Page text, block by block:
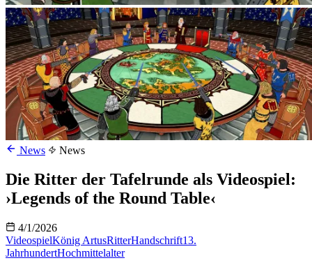
News News
Die Ritter der Tafelrunde als Videospiel:
›Legends of the Round Table‹
4/1/2026
VideospielKönig ArtusRitterHandschrift13.
JahrhundertHochmittelalter